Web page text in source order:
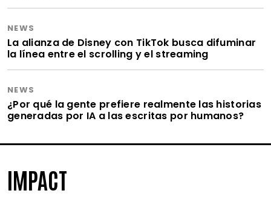
NEWS
La alianza de Disney con TikTok busca difuminar
la línea entre el scrolling y el streaming
NEWS
¿Por qué la gente prefiere realmente las historias
generadas por IA a las escritas por humanos?
IMPACT